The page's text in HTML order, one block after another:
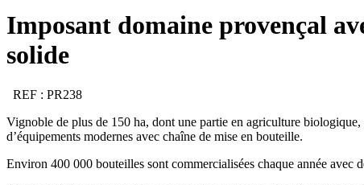
Imposant domaine provençal
solide
REF : PR238
Vignoble de plus de 150 ha, dont une partie en agriculture
d’équipements modernes avec chaîne de mise en bouteille.
Environ 400 000 bouteilles sont commercialisées chaque année avec